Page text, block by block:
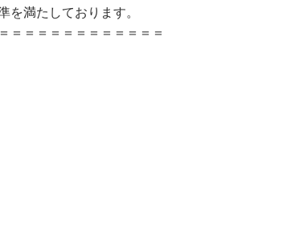
を満たしております。
＝＝＝＝＝＝＝＝＝＝＝＝